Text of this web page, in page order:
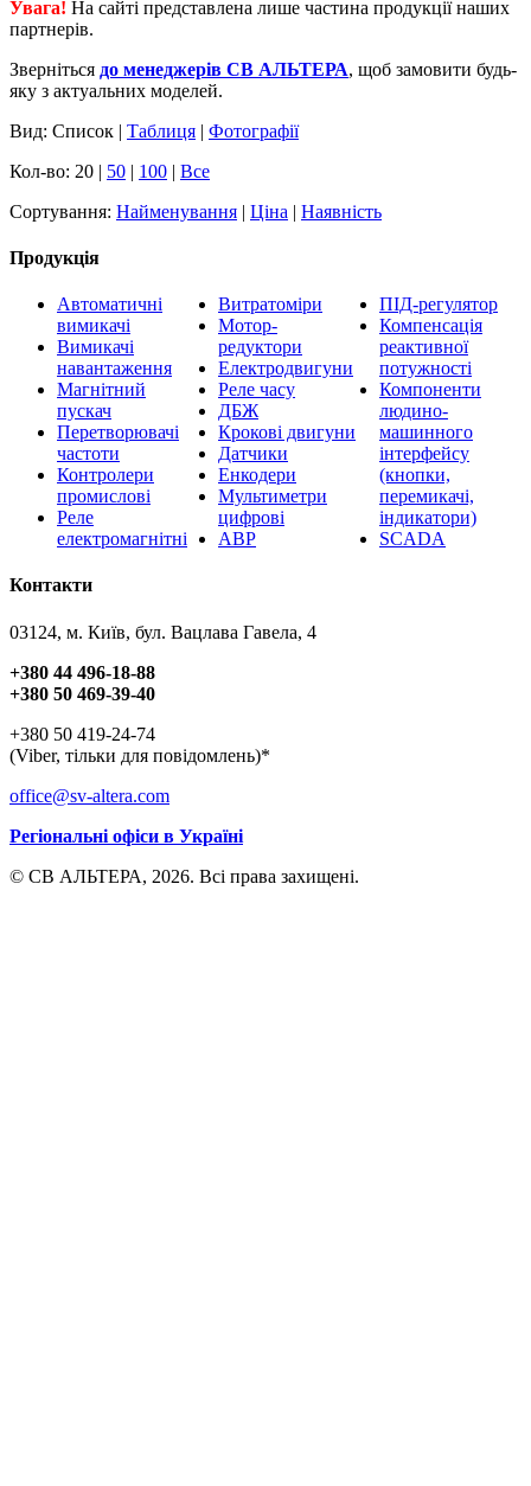
Увага! На сайті представлена лише частина продукції наших
партнерів.
Зверніться до менеджерів СВ АЛЬТЕРА, щоб замовити будь-
яку з актуальних моделей.
Вид: Список | Таблиця | Фотографії
Кол-во: 20 | 50 | 100 | Все
Сортування: Найменування | Ціна | Наявність
Продукція
Автоматичні
вимикачі
Вимикачі
навантаження
Магнітний
пускач
Перетворювачі
частоти
Контролери
промислові
Реле
електромагнітні
Витратоміри
Мотор-
редуктори
Електродвигуни
Реле часу
ДБЖ
Крокові двигуни
Датчики
Енкодери
Мультиметри
цифрові
АВР
ПІД-регулятор
Компенсація
реактивної
потужності
Компоненти
людино-
машинного
інтерфейсу
(кнопки,
перемикачі,
індикатори)
SCADA
Контакти
03124, м. Київ, бул. Вацлава Гавела, 4
+380 44 496-18-88
+380 50 469-39-40
+380 50 419-24-74
(Viber, тільки для повідомлень)*
office@sv-altera.com
Регіональні офіси в Україні
© СВ АЛЬТЕРА, 2026. Всі права захищені.